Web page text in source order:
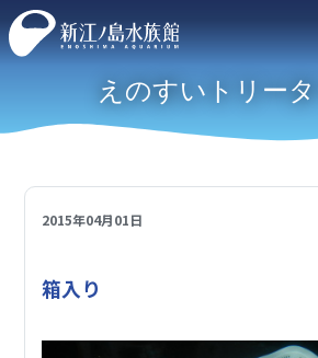
えのすいトリー
2015年04月01日
箱入り